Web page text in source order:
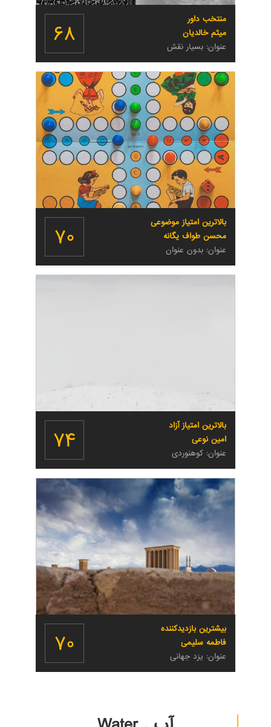
منتخب داور
میثم خالدیان
عنوان: بسیار نقش
۶۸
بالاترین امتیاز موضوعی
محسن طواف یگانه
عنوان: بدون عنوان
۷۰
بالاترین امتیاز آزاد
امین نوعی
عنوان: کوهنوردی
۷۴
بیشترین بازدیدکننده
فاطمه سلیمی
عنوان: یزد جهانی
۷۰